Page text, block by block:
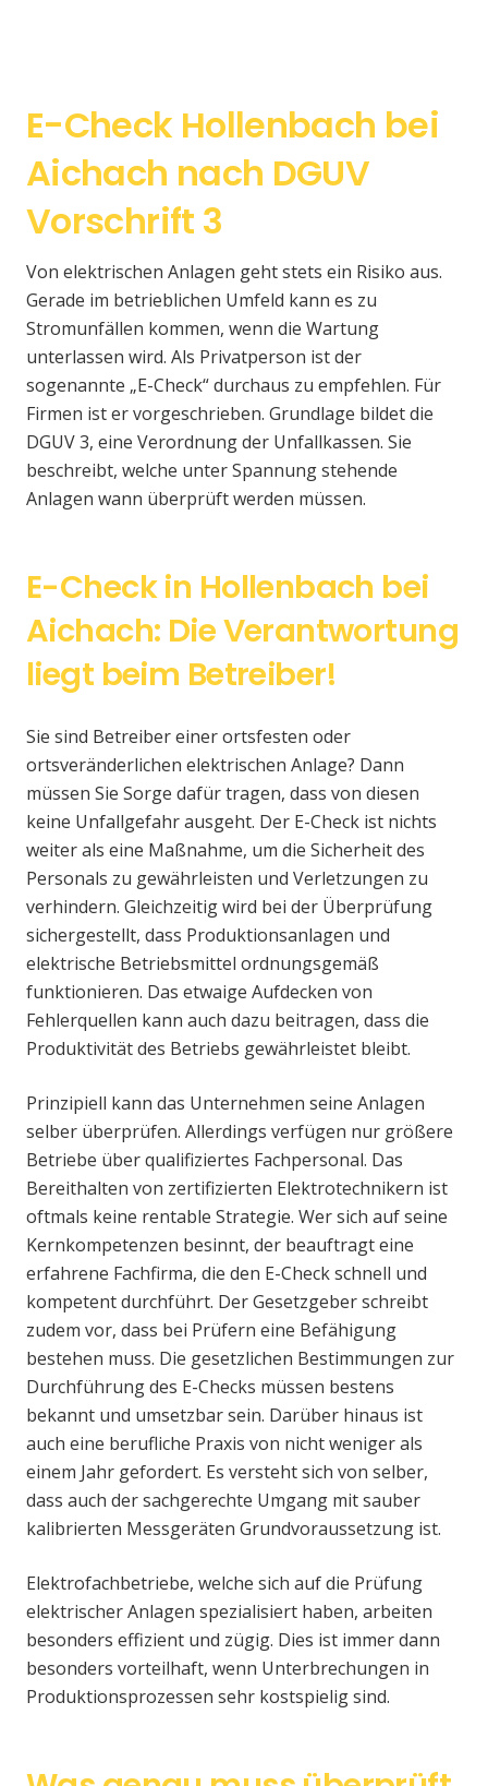
E-Check Hollenbach bei
Aichach nach DGUV
Vorschrift 3
Von elektrischen Anlagen geht stets ein Risiko aus.
Gerade im betrieblichen Umfeld kann es zu
Stromunfällen kommen, wenn die Wartung
unterlassen wird. Als Privatperson ist der
sogenannte „E-Check“ durchaus zu empfehlen. Für
Firmen ist er vorgeschrieben. Grundlage bildet die
DGUV 3, eine Verordnung der Unfallkassen. Sie
beschreibt, welche unter Spannung stehende
Anlagen wann überprüft werden müssen.
E-Check in Hollenbach bei
Aichach: Die Verantwortung
liegt beim Betreiber!
Sie sind Betreiber einer ortsfesten oder
ortsveränderlichen elektrischen Anlage? Dann
müssen Sie Sorge dafür tragen, dass von diesen
keine Unfallgefahr ausgeht. Der E-Check ist nichts
weiter als eine Maßnahme, um die Sicherheit des
Personals zu gewährleisten und Verletzungen zu
verhindern. Gleichzeitig wird bei der Überprüfung
sichergestellt, dass Produktionsanlagen und
elektrische Betriebsmittel ordnungsgemäß
funktionieren. Das etwaige Aufdecken von
Fehlerquellen kann auch dazu beitragen, dass die
Produktivität des Betriebs gewährleistet bleibt.
Prinzipiell kann das Unternehmen seine Anlagen
selber überprüfen. Allerdings verfügen nur größere
Betriebe über qualifiziertes Fachpersonal. Das
Bereithalten von zertifizierten Elektrotechnikern ist
oftmals keine rentable Strategie. Wer sich auf seine
Kernkompetenzen besinnt, der beauftragt eine
erfahrene Fachfirma, die den E-Check schnell und
kompetent durchführt. Der Gesetzgeber schreibt
zudem vor, dass bei Prüfern eine Befähigung
bestehen muss. Die gesetzlichen Bestimmungen zur
Durchführung des E-Checks müssen bestens
bekannt und umsetzbar sein. Darüber hinaus ist
auch eine berufliche Praxis von nicht weniger als
einem Jahr gefordert. Es versteht sich von selber,
dass auch der sachgerechte Umgang mit sauber
kalibrierten Messgeräten Grundvoraussetzung ist.
Elektrofachbetriebe, welche sich auf die Prüfung
elektrischer Anlagen spezialisiert haben, arbeiten
besonders effizient und zügig. Dies ist immer dann
besonders vorteilhaft, wenn Unterbrechungen in
Produktionsprozessen sehr kostspielig sind.